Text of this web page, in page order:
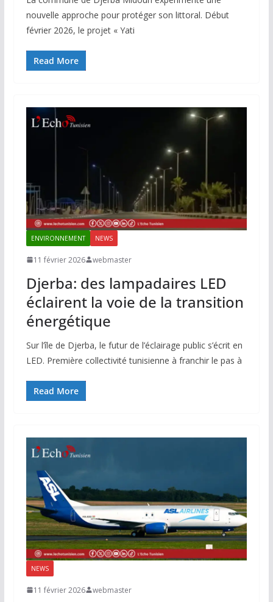
nouvelle approche pour protéger son littoral. Début
février 2026, le projet « Yati
Read More
ENVIRONNEMENT NEWS
11 février 2026 webmaster
Djerba: des lampadaires LED
éclairent la voie de la transition
énergétique
Sur l’île de Djerba, le futur de l’éclairage public s’écrit en
LED. Première collectivité tunisienne à franchir le pas à
Read More
NEWS
11 février 2026 webmaster